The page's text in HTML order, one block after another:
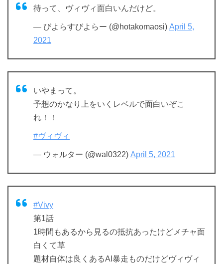
待って、ヴィヴィ面白いんだけど。
— びよらすびよらー (@hotakomaosi) April 5,
2021
いやまって。
予想のかなり上をいくレベルで面白いぞこ
れ！！
#ヴィヴィ
— ウォルター (@wal0322) April 5, 2021
#Vivy
第1話
1時間もあるから見るの抵抗あったけどメチャ面
白くて草
題材自体は良くあるAI暴走ものだけどヴィヴィ